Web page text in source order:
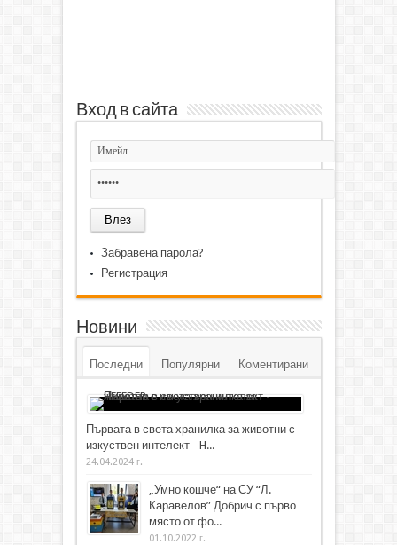
Вход в сайта
Забравена парола?
Регистрация
Новини
Последни Популярни Коментирани
Първата в света хранилка за животни с
изкуствен интелект - H...
24.04.2024 г.
„Умно кошче“ на СУ “Л.
Каравелов” Добрич с първо
място от фо...
01.10.2022 г.